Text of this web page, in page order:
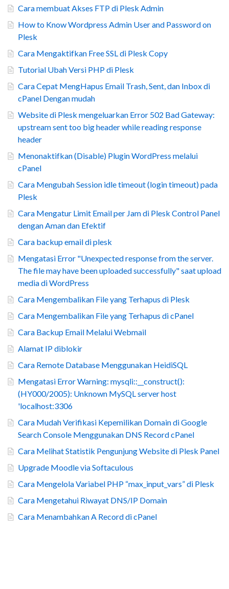
Cara membuat Akses FTP di Plesk Admin
How to Know Wordpress Admin User and Password on
Plesk
Cara Mengaktifkan Free SSL di Plesk Copy
Tutorial Ubah Versi PHP di Plesk
Cara Cepat MengHapus Email Trash, Sent, dan Inbox di
cPanel Dengan mudah
Website di Plesk mengeluarkan Error 502 Bad Gateway:
upstream sent too big header while reading response
header
Menonaktifkan (Disable) Plugin WordPress melalui
cPanel
Cara Mengubah Session idle timeout (login timeout) pada
Plesk
Cara Mengatur Limit Email per Jam di Plesk Control Panel
dengan Aman dan Efektif
Cara backup email di plesk
Mengatasi Error "Unexpected response from the server.
The file may have been uploaded successfully" saat upload
media di WordPress
Cara Mengembalikan File yang Terhapus di Plesk
Cara Mengembalikan File yang Terhapus di cPanel
Cara Backup Email Melalui Webmail
Alamat IP diblokir
Cara Remote Database Menggunakan HeidiSQL
Mengatasi Error Warning: mysqli::__construct():
(HY000/2005): Unknown MySQL server host
'localhost:3306
Cara Mudah Verifikasi Kepemilikan Domain di Google
Search Console Menggunakan DNS Record cPanel
Cara Melihat Statistik Pengunjung Website di Plesk Panel
Upgrade Moodle via Softaculous
Cara Mengelola Variabel PHP “max_input_vars” di Plesk
Cara Mengetahui Riwayat DNS/IP Domain
Cara Menambahkan A Record di cPanel